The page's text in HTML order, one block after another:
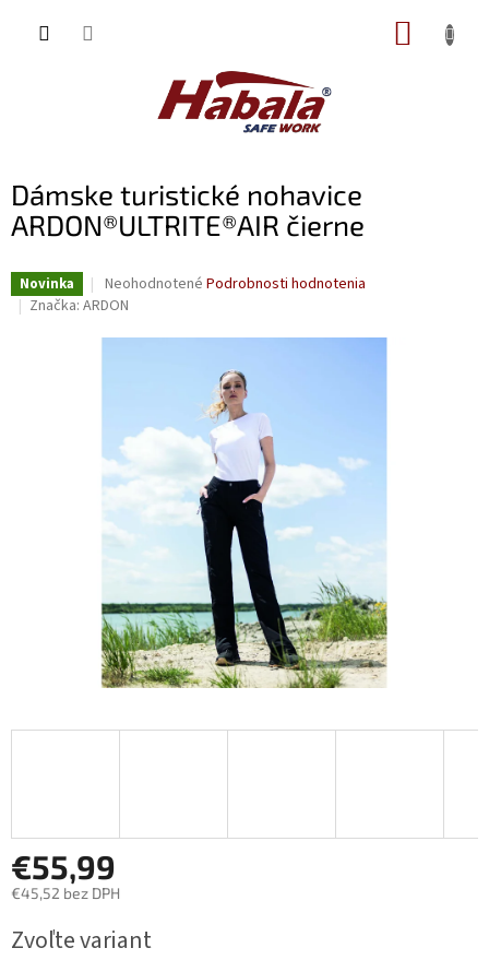
Dámske turistické nohavice
ARDON®ULTRITE®AIR čierne
Novinka
Priemerné
hodnotenie
je
hviezdičiek.
Neohodnotené Podrobnosti hodnotenia
Značka: ARDON
€55,99
€45,52 bez DPH
cena:
Zvoľte variant